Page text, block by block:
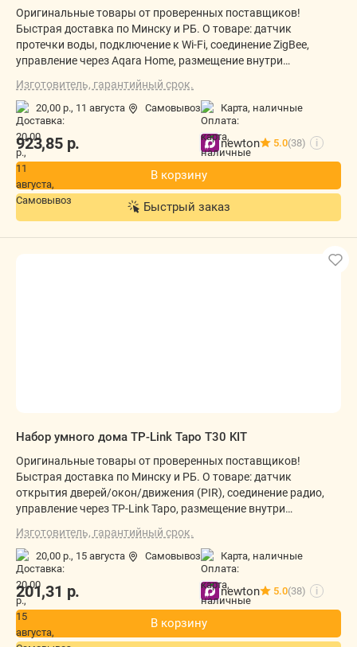
Оригинальные товары от проверенных поставщиков!
Быстрая доставка по Минску и РБ. О товаре: датчик
протечки воды, подключение к Wi-Fi, соединение ZigBee,
управление через Aqara Home, размещение внутри
Изготовитель, гарантийный срок.
20,00 р., 11 августа Самовывоз карта, наличные
923,85р. newton 5.0(38) i
В корзину
Быстрый заказ
Набор умного дома TP-Link Tapo T30 KIT
Оригинальные товары от проверенных поставщиков!
Быстрая доставка по Минску и РБ. О товаре: датчик
открытия дверей/окон/движения (PIR), соединение радио,
управление через TP-Link Tapo, размещение внутри
движения/звуковое оповещение/световой индикатор/
автономная работа датчика
Изготовитель, гарантийный срок.
20,00 р., 15 августа Самовывоз карта, наличные
201,31 р. newton 5.0(38) i
В корзину